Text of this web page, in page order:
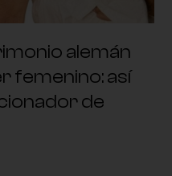
alemán
femenino: así
de